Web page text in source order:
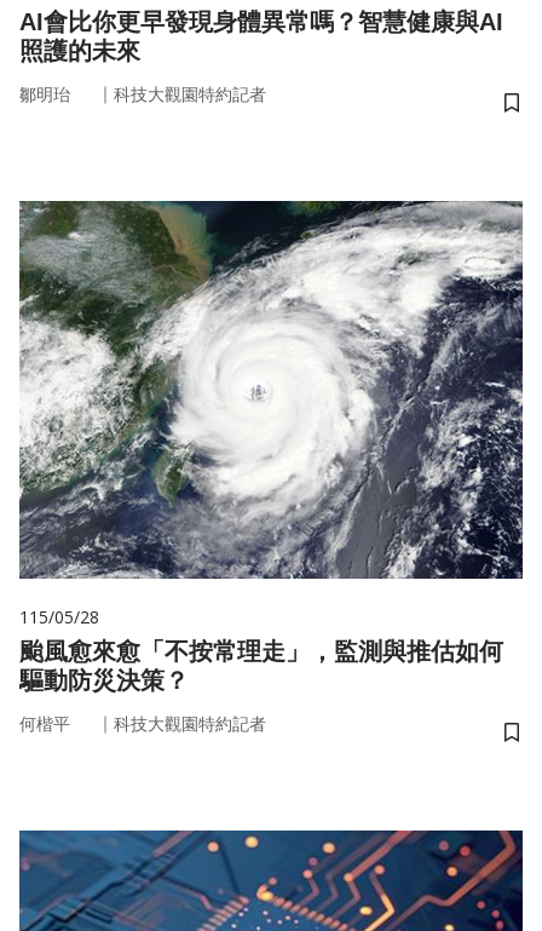
AI會比你更早發現身體異常嗎？智慧健康與AI
照護的未來
鄒明珆 ｜ 科技大觀園特約記者
儲
115/05/28
颱風愈來愈「不按常理走」，監測與推估如何
驅動防災決策？
何楷平 ｜ 科技大觀園特約記者
儲